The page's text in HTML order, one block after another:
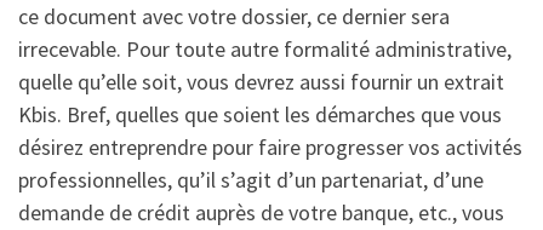
ce document avec votre dossier, ce dernier sera
irrecevable. Pour toute autre formalité administrative,
quelle qu’elle soit, vous devrez aussi fournir un extrait
Kbis. Bref, quelles que soient les démarches que vous
désirez entreprendre pour faire progresser vos activités
professionnelles, qu’il s’agit d’un partenariat, d’une
demande de crédit auprès de votre banque, etc., vous